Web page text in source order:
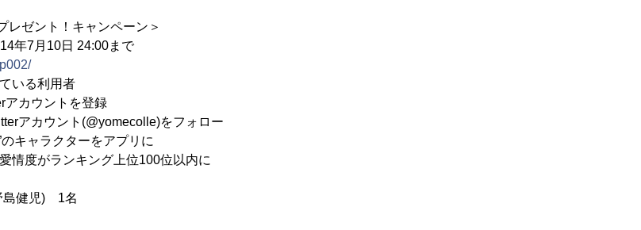
ゼント！キャンペーン＞
年7月10日 24:00まで
いる利用者
ウントを登録
ント(@yomecolle)をフォロー
ラクターをアプリに
ンキング上位100位以内に
島健児) 1名